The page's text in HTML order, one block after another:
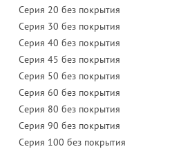
Серия 20 без покрытия
Серия 30 без покрытия
Серия 40 без покрытия
Серия 45 без покрытия
Серия 50 без покрытия
Серия 60 без покрытия
Серия 80 без покрытия
Серия 90 без покрытия
Серия 100 без покрытия